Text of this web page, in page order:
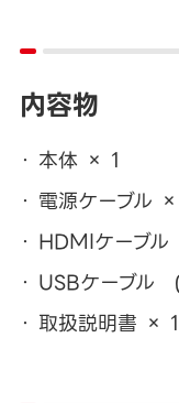
内容物
本体 × 1
電源ケーブル
HDMIケーブ
USBケーブ
取扱説明書 × 1